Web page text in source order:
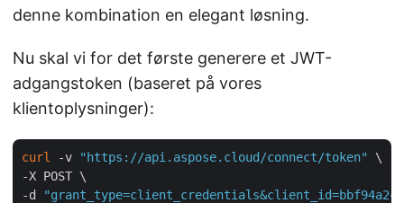
denne kombination en elegant løsning.
Nu skal vi for det første generere et JWT-
adgangstoken (baseret på vores
klientoplysninger):
curl -v "https://api.aspose.cloud/connect/token"
\
-X POST \
-d
"grant_type=client_credentials&client_id=bbf94a2c-